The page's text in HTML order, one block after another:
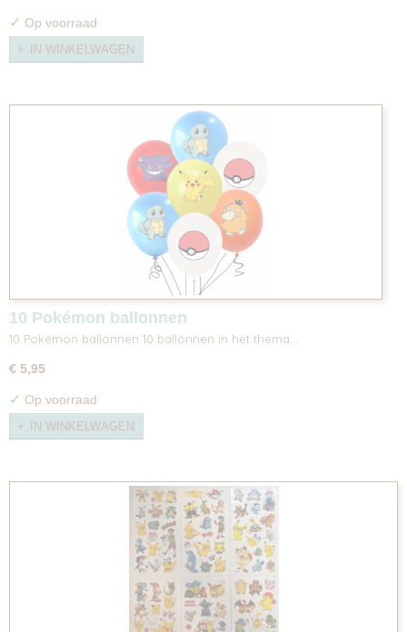
✓ Op voorraad
IN WINKELWAGEN
10 Pokémon ballonnen
10 Pokémon ballonnen 10 ballonnen in het thema…
€ 5,95
✓ Op voorraad
IN WINKELWAGEN